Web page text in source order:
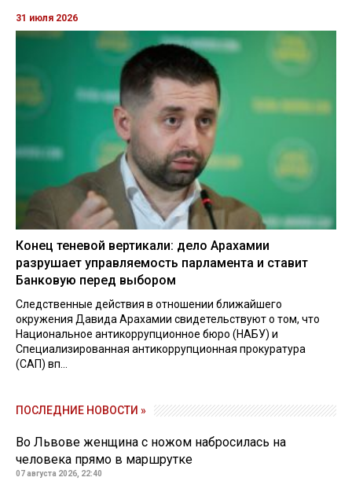
31 июля 2026
Конец теневой вертикали: дело Арахамии
разрушает управляемость парламента и ставит
Банковую перед выбором
Следственные действия в отношении ближайшего
окружения Давида Арахамии свидетельствуют о том, что
Национальное антикоррупционное бюро (НАБУ) и
Специализированная антикоррупционная прокуратура
(САП) вп...
ПОСЛЕДНИЕ НОВОСТИ »
Во Львове женщина с ножом набросилась на
человека прямо в маршрутке
07 августа 2026, 22:40